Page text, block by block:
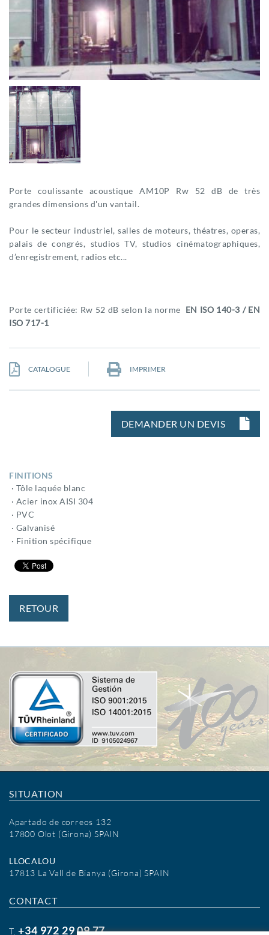
Porte coulissante acoustique AM10P Rw 52 dB de très
grandes dimensions d'un vantail.
Pour le secteur industriel, salles de moteurs, théatres, operas,
palais de congrés, studios TV, studios cinématographiques,
d’enregistrement, radios etc...
Porte certificiée: Rw 52 dB selon la norme EN ISO 140-3 / EN
ISO 717-1
CATALOGUE IMPRIMER
DEMANDER UN DEVIS
FINITIONS
· Tôle laquée blanc
· Acier inox AISI 304
· PVC
· Galvanisé
· Finition spécifique
RETOUR
SITUATION
Apartado de correos 132
17800 Olot (Girona) SPAIN
LLOCALOU
17813 La Vall de Bianya (Girona) SPAIN
CONTACT
T.+34 972 29 09 77